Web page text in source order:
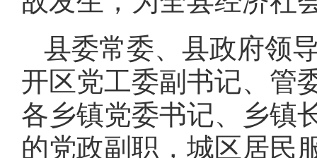
县委常委、县政府领
开区党工委副书记、管
各乡镇党委书记、乡镇
的党政副职，城区居民